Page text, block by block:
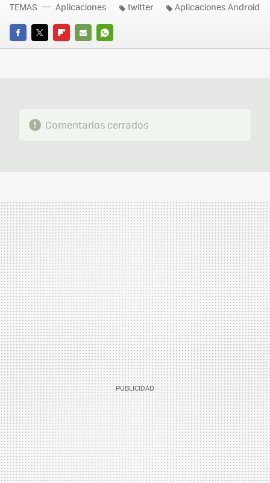
FACEBOOK
TWITTERFLIPBOARD
E-
WHATSAPP
TEMAS Aplicaciones twitter Aplicaciones Android
Comentarios cerrados